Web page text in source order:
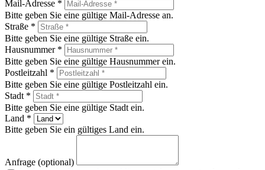
Mail-Adresse *
Bitte geben Sie eine gültige Mail-Adresse an.
Straße *
Bitte geben Sie eine gültige Straße ein.
Hausnummer *
Bitte geben Sie eine gültige Hausnummer ein.
Postleitzahl *
Bitte geben Sie eine gültige Postleitzahl ein.
Stadt *
Bitte geben Sie eine gültige Stadt ein.
Land *
Bitte geben Sie ein gültiges Land ein.
Anfrage (optional)